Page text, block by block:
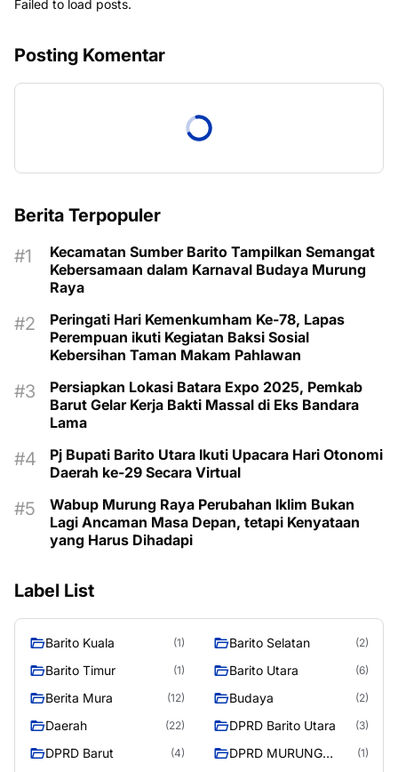
Failed to load posts.
Posting Komentar
Berita Terpopuler
Kecamatan Sumber Barito Tampilkan Semangat
Kebersamaan dalam Karnaval Budaya Murung
Raya
Peringati Hari Kemenkumham Ke-78, Lapas
Perempuan ikuti Kegiatan Baksi Sosial
Kebersihan Taman Makam Pahlawan
Persiapkan Lokasi Batara Expo 2025, Pemkab
Barut Gelar Kerja Bakti Massal di Eks Bandara
Lama
Pj Bupati Barito Utara Ikuti Upacara Hari Otonomi
Daerah ke-29 Secara Virtual
Wabup Murung Raya Perubahan Iklim Bukan
Lagi Ancaman Masa Depan, tetapi Kenyataan
yang Harus Dihadapi
Label List
Barito Kuala (1) Barito Selatan (2)
Barito Timur (1) Barito Utara (6)
Berita Mura (12) Budaya (2)
Daerah (22) DPRD Barito Utara (3)
DPRD Barut (4)
DPRD MURUNG
(1)